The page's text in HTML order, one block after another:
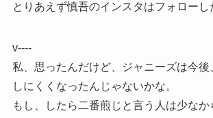
とりあえず慎吾のインスタはフォローし
v‐‐‐‐
私、思ったんだけど、ジャニーズは今後
しにくくなったんじゃないかな。
もし、したら二番煎じと言う人は少な